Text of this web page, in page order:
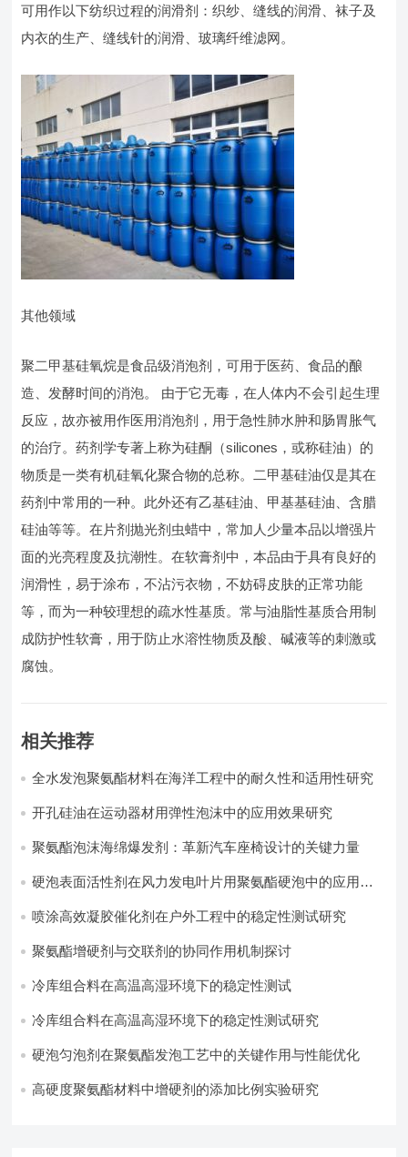
可用作以下纺织过程的润滑剂：织纱、缝线的润滑、袜子及
内衣的生产、缝线针的润滑、玻璃纤维滤网。
其他领域
聚二甲基硅氧烷是食品级消泡剂，可用于医药、食品的酿
造、发酵时间的消泡。 由于它无毒，在人体内不会引起生理
反应，故亦被用作医用消泡剂，用于急性肺水肿和肠胃胀气
的治疗。药剂学专著上称为硅酮（silicones，或称硅油）的
物质是一类有机硅氧化聚合物的总称。二甲基硅油仅是其在
药剂中常用的一种。此外还有乙基硅油、甲基基硅油、含腊
硅油等等。在片剂抛光剂虫蜡中，常加人少量本品以增强片
面的光亮程度及抗潮性。在软膏剂中，本品由于具有良好的
润滑性，易于涂布，不沾污衣物，不妨碍皮肤的正常功能
等，而为一种较理想的疏水性基质。常与油脂性基质合用制
成防护性软膏，用于防止水溶性物质及酸、碱液等的刺激或
腐蚀。
相关推荐
全水发泡聚氨酯材料在海洋工程中的耐久性和适用性研究
开孔硅油在运动器材用弹性泡沫中的应用效果研究
聚氨酯泡沫海绵爆发剂：革新汽车座椅设计的关键力量​
硬泡表面活性剂在风力发电叶片用聚氨酯硬泡中的应用实
喷涂高效凝胶催化剂在户外工程中的稳定性测试研究
聚氨酯增硬剂与交联剂的协同作用机制探讨
冷库组合料在高温高湿环境下的稳定性测试​
冷库组合料在高温高湿环境下的稳定性测试研究
硬泡匀泡剂在聚氨酯发泡工艺中的关键作用与性能优化
高硬度聚氨酯材料中增硬剂的添加比例实验研究